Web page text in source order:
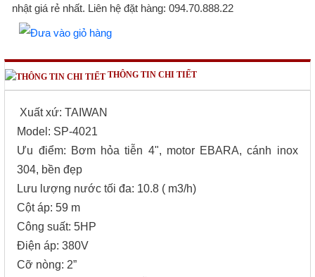
nhật giá rẻ nhất. Liên hệ đặt hàng: 094.70.888.22
THÔNG TIN CHI TIẾT
Xuất xứ: TAIWAN
Model: SP-4021
Ưu điểm: Bơm hỏa tiễn 4", motor EBARA, cánh inox
304, bền đẹp
Lưu lượng nước tối đa: 10.8 ( m3/h)
Cột áp: 59 m
Công suất: 5HP
Điện áp: 380V
Cỡ nòng: 2”